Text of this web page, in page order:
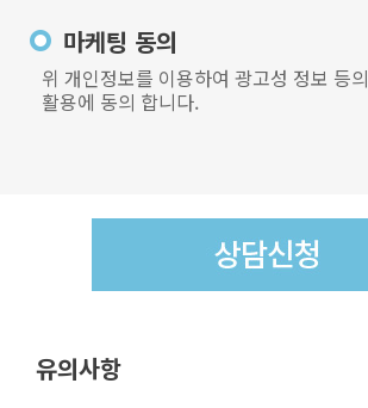
마케팅 동의
위 개인정보를 이용하여 광고성 정보 등
활용에 동의 합니다.
유의사항